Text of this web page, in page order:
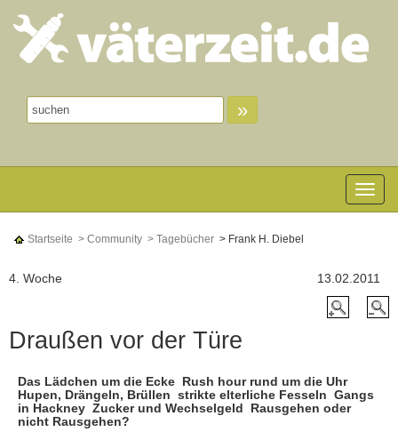
»
Toggle
Startseite > Community > Tagebücher > Frank H. Diebel
13.02.2011
4. Woche
Draußen vor der Türe
Das Lädchen um die Ecke  Rush hour rund um die Uhr 
Hupen, Drängeln, Brüllen  strikte elterliche Fesseln  Gangs
in Hackney  Zucker und Wechselgeld  Rausgehen oder
nicht Rausgehen?